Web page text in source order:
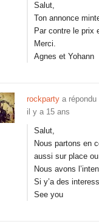
Salut,
Ton annonce
Par contre le prix
Merci.
Agnes et Yohann
rockparty a
il y a 15 ans
Salut,
Nous partons en
aussi sur place
Nous avons
Si y’a des
See you